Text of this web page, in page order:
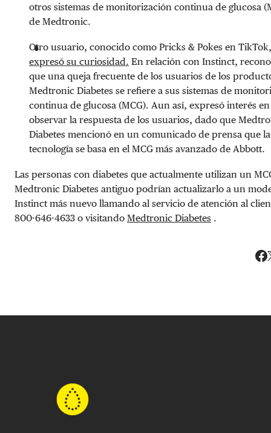
otros sistemas de monitorización continua de glucosa
de Medtronic.
Otro usuario, conocido como Pricks & Pokes en TikTok,
expresó su curiosidad. En relación con Instinct,
que una queja frecuente de los usuarios de los
Medtronic Diabetes se refiere a sus sistemas de
continua de glucosa (MCG). Aun así, expresó interés en
observar la respuesta de los usuarios, dado que
Diabetes mencionó en un comunicado de prensa que la
tecnología se basa en el MCG más avanzado de Abbott.
Las personas con diabetes que actualmente utilizan un
Medtronic Diabetes antiguo podrían actualizarlo a un
Instinct más nuevo llamando al servicio de atención al
800-646-4633 o visitando Medtronic Diabetes .